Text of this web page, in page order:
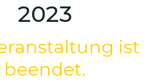
2023
ist
beendet.